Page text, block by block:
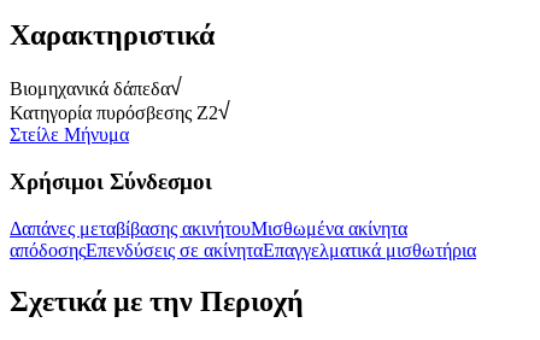
Χαρακτηριστικά
Βιομηχανικά δάπεδα
Κατηγορία πυρόσβεσης Z2
Στείλε Μήνυμα
Χρήσιμοι Σύνδεσμοι
Δαπάνες μεταβίβασης ακινήτουΜισθωμένα ακίνητα
απόδοσηςΕπενδύσεις σε ακίνηταΕπαγγελματικά μισθωτήρια
Σχετικά με την Περιοχή